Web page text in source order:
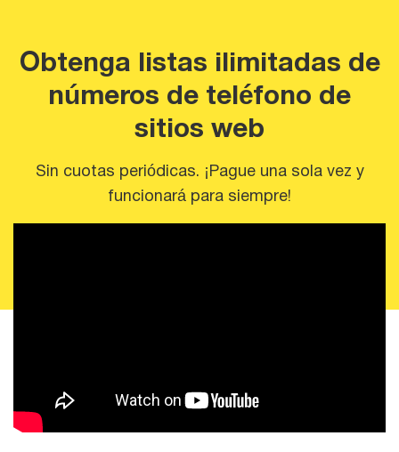
Obtenga listas ilimitadas de
números de teléfono de
sitios web
Sin cuotas periódicas. ¡Pague una sola vez y
funcionará para siempre!